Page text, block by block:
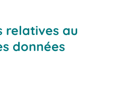
relatives au
données